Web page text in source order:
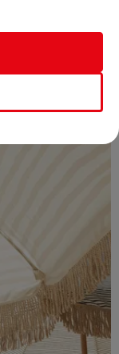
Cannes et Nice et...